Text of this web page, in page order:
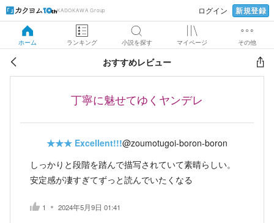
KADOKAWA Group ログイン 新規登録
ホーム ランキング 小説を探す マイページ その他
おすすめレビュー
丁寧に魅せてゆくヤンデレ
★★★ Excellent!!!@zoumotugoi-boron-boron
しっかりと段階を踏んで描写されていて素晴らしい。
安定感が凄すぎてずっと読んでいたくなる
1 2024年5月9日 01:41